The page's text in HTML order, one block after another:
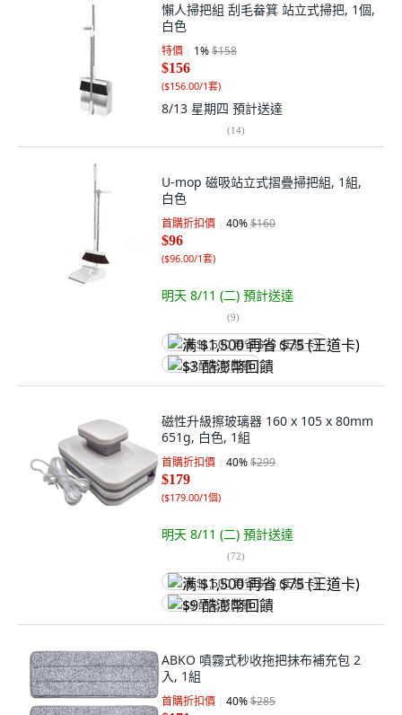
懶人掃把組 刮毛畚箕 站立式掃把, 1個,
白色
特價 1%$158
$156
($156.00/1套)
8/13 星期四 預計送達
(14)
U-mop 磁吸站立式摺疊掃把組, 1組,
白色
首購折扣價 40%$160
$96
($96.00/1套)
明天 8/11 (二) 預計送達
(9)
满 $1,500 再省 $75 (王道卡)
$3 酷澎幣回饋
磁性升級擦玻璃器 160 x 105 x 80mm
651g, 白色, 1組
首購折扣價 40%$299
$179
($179.00/1個)
明天 8/11 (二) 預計送達
(72)
满 $1,500 再省 $75 (王道卡)
$9 酷澎幣回饋
ABKO 噴霧式秒收拖把抹布補充包 2
入, 1組
首購折扣價 40%$285